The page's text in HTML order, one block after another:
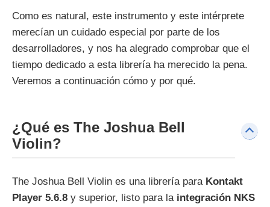
Como es natural, este instrumento y este intérprete
merecían un cuidado especial por parte de los
desarrolladores, y nos ha alegrado comprobar que el
tiempo dedicado a esta librería ha merecido la pena.
Veremos a continuación cómo y por qué.
¿Qué es The Joshua Bell
Violin?
The Joshua Bell Violin es una librería para Kontakt
Player 5.6.8 y superior, listo para la integración NKS